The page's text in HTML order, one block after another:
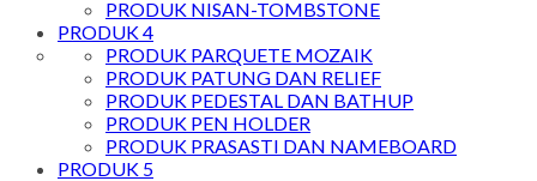
PRODUK NISAN-TOMBSTONE
PRODUK 4
PRODUK PARQUETE MOZAIK
PRODUK PATUNG DAN RELIEF
PRODUK PEDESTAL DAN BATHUP
PRODUK PEN HOLDER
PRODUK PRASASTI DAN NAMEBOARD
PRODUK 5